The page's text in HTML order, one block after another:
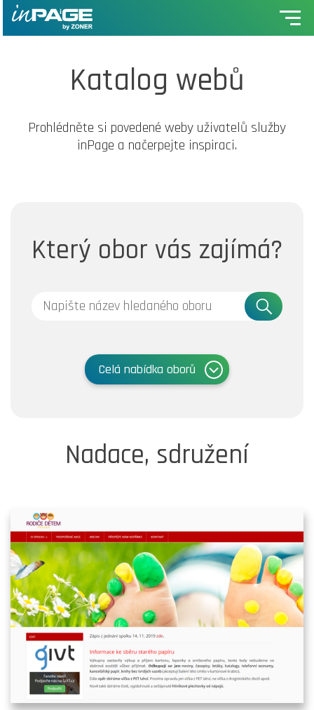
Katalog webů
Prohlédněte si povedené weby uživatelů služby
inPage a načerpejte inspiraci.
Který obor vás zajímá?
Celá nabídka oborů
Nadace, sdružení